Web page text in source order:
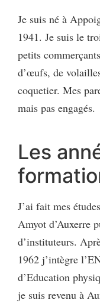
Je suis né à
1941. Je suis le
petits
d’œufs, de
coquetier. Mes
mais pas engagés.
Les
J’ai fait mes
Amyot d’Auxerre
d’instituteurs.
1962 j’intègre
d’Education
je suis revenu à